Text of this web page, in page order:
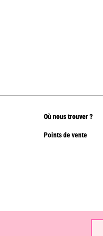
Où nous trouver ?
Points de vente